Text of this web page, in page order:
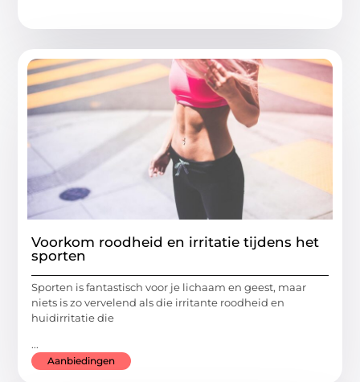
Voorkom roodheid en irritatie tijdens het
sporten
Sporten is fantastisch voor je lichaam en geest, maar
niets is zo vervelend als die irritante roodheid en
huidirritatie die
...
Aanbiedingen